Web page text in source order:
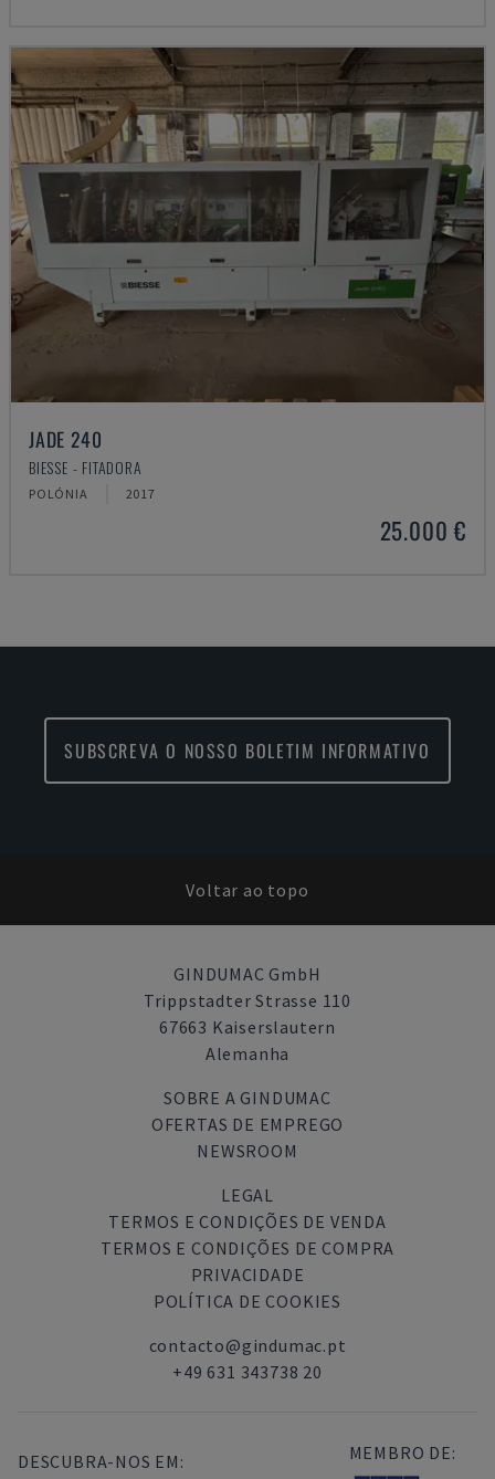
JADE 240
BIESSE - FITADORA
POLÓNIA 2017
25.000 €
SUBSCREVA O NOSSO BOLETIM INFORMATIVO
Voltar ao topo
GINDUMAC GmbH
Trippstadter Strasse 110
67663 Kaiserslautern
Alemanha
SOBRE A GINDUMAC
OFERTAS DE EMPREGO
NEWSROOM
LEGAL
TERMOS E CONDIÇÕES DE VENDA
TERMOS E CONDIÇÕES DE COMPRA
PRIVACIDADE
POLÍTICA DE COOKIES
contacto@gindumac.pt
+49 631 343738 20
DESCUBRA-NOS EM: MEMBRO DE: